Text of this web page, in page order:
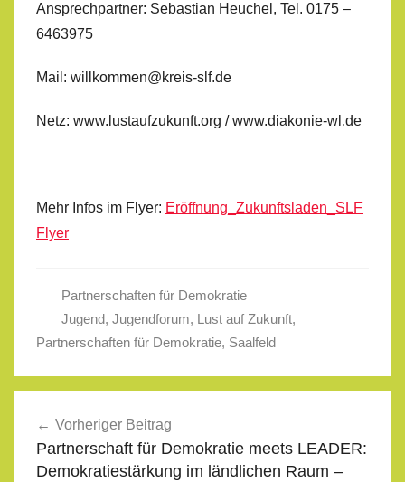
Ansprechpartner: Sebastian Heuchel, Tel. 0175 –
6463975
Mail: willkommen@kreis-slf.de
Netz: www.lustaufzukunft.org / www.diakonie-wl.de
Mehr Infos im Flyer: Eröffnung_Zukunftsladen_SLF
Flyer
Partnerschaften für Demokratie
Jugend, Jugendforum, Lust auf Zukunft,
Partnerschaften für Demokratie, Saalfeld
Vorheriger Beitrag
Partnerschaft für Demokratie meets LEADER:
Demokratiestärkung im ländlichen Raum –